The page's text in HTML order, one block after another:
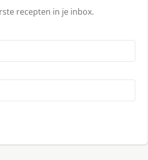
recepten in je inbox.